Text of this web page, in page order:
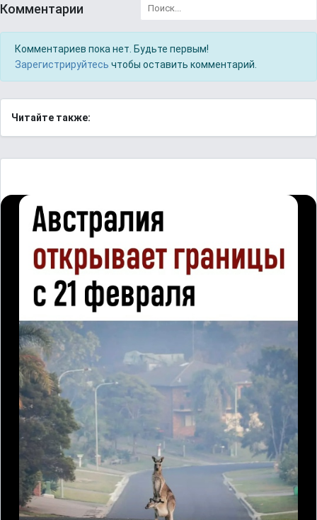
Комментарии
Комментариев пока нет. Будьте первым!
Зарегистрируйтесь чтобы оставить комментарий.
Читайте также: